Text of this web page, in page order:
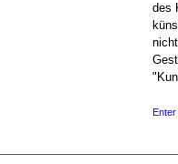
des
Enter